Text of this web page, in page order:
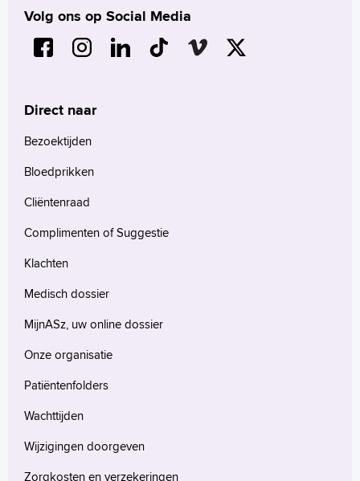
Volg ons op Social Media
Direct naar
Bezoektijden
Bloedprikken
Cliëntenraad
Complimenten of Suggestie
Klachten
Medisch dossier
MijnASz, uw online dossier
Onze organisatie
Patiëntenfolders
Wachttijden
Wijzigingen doorgeven
Zorgkosten en verzekeringen